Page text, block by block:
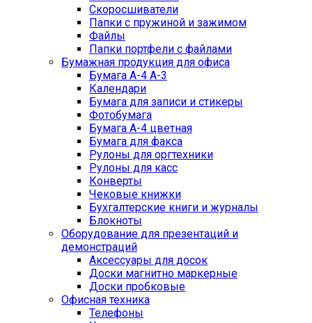
Скоросшиватели
Папки с пружиной и зажимом
Файлы
Папки портфели с файлами
Бумажная продукция для офиса
Бумага А-4 А-3
Календари
Бумага для записи и стикеры
Фотобумага
Бумага А-4 цветная
Бумага для факса
Рулоны для оргтехники
Рулоны для касс
Конверты
Чековые книжки
Бухгалтерские книги и журналы
Блокноты
Оборудование для презентаций и
демонстраций
Аксессуары для досок
Доски магнитно маркерные
Доски пробковые
Офисная техника
Телефоны